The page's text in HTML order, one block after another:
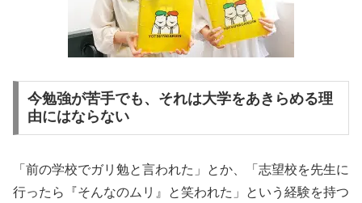
今勉強が苦手でも、それは大学をあきらめる理
由にはならない
「前の学校でガリ勉と言われた」とか、「志望校を先生に
行ったら『そんなのムリ』と笑われた」という経験を持つ